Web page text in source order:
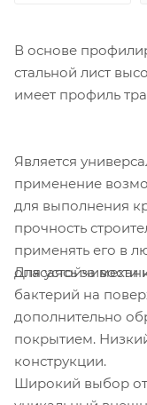
В основе
стальной лист
имеет профиль
Является
применение
для выполнения
прочность
применять его в
опасаясь за
Для
бактерий на
дополнительно
покрытием.
конструкции.
Широкий выбор